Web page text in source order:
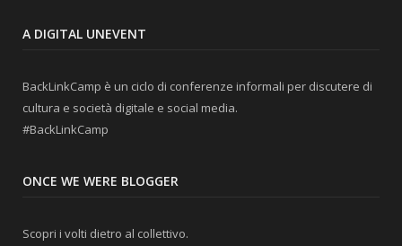
A DIGITAL UNEVENT
BackLinkCamp è un ciclo di conferenze informali per discutere di
cultura e società digitale e social media.
#BackLinkCamp
ONCE WE WERE BLOGGER
Scopri i volti dietro al collettivo.